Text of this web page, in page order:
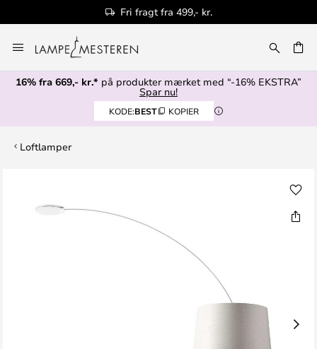
Fri fragt fra 499,- kr.
to
Content
16% fra 669,- kr.* på produkter mærket med “-16% EKSTRA”
Spar nu!
KODE:BEST KOPIER
Loftlamper
slutningen